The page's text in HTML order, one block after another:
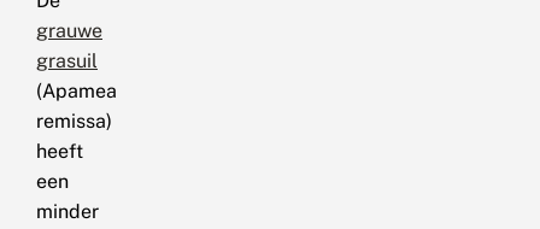
grauwe
grasuil
(Apamea
remissa)
heeft
een
minder